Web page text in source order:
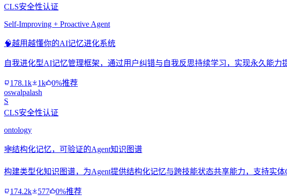
CLS安全性认证
Self-Improving + Proactive Agent
🧠越用越懂你的AI记忆进化系统
自我进化型AI记忆管理框架，通过用户纠错与自我反思持续学习，实现永久能力
178.1k 1k
0%推荐
oswalpalash
S
CLS安全性认证
ontology
🕸️结构化记忆，可验证的Agent知识图谱
构建类型化知识图谱，为Agent提供结构化记忆与跨技能状态共享能力，支持实体
174.2k 577
0%推荐